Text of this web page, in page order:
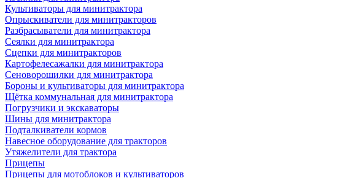
Культиваторы для минитрактора
Опрыскиватели для минитракторов
Разбрасыватели для минитрактора
Сеялки для минитрактора
Сцепки для минитракторов
Картофелесажалки для минитрактора
Сеноворошилки для минитрактора
Бороны и культиваторы для минитрактора
Щётка коммунальная для минитрактора
Погрузчики и экскаваторы
Шины для минитрактора
Подталкиватели кормов
Навесное оборудование для тракторов
Утяжелители для трактора
Прицепы
Прицепы для мотоблоков и культиваторов